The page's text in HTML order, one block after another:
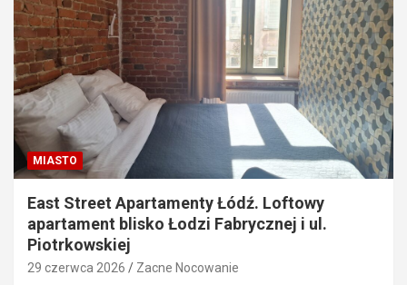
MIASTO
East Street Apartamenty Łódź. Loftowy
apartament blisko Łodzi Fabrycznej i ul.
Piotrkowskiej
29 czerwca 2026 Zacne Nocowanie